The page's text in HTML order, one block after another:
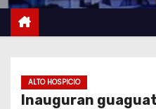
ALTO HOSPICIO
Inauguran